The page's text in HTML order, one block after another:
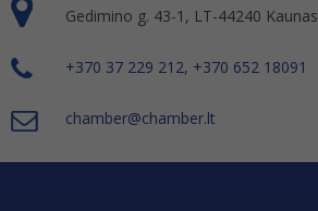
Gedimino g. 43-1, LT-44240 Kaunas
+370 37 229 212, +370 652 18091
chamber@chamber.lt